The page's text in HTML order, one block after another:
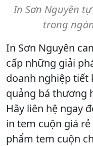
In Sơn Nguyên
trong
In Sơn Nguyên
cấp những giải
doanh nghiệp tiết
quảng bá thương
Hãy liên hệ ngay
in tem cuộn giá
phẩm tem cuộn